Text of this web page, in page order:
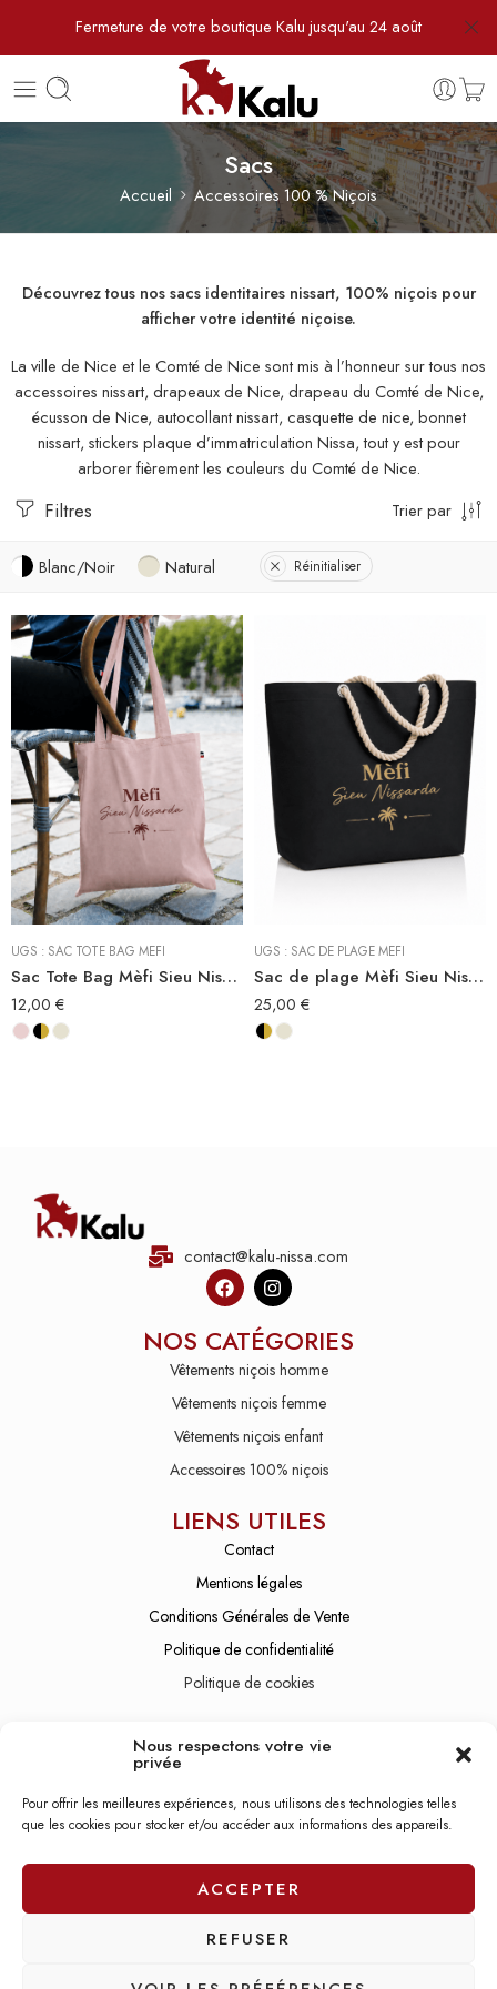
Nous respectons votre vie
privée
Pour offrir les meilleures expériences, nous utilisons des technologies telles
que les cookies pour stocker et/ou accéder aux informations des appareils.
ACCEPTER
REFUSER
Fermeture de votre boutique Kalu jusqu'au 24 août
Sacs
Accueil Accessoires 100 % Niçois
Découvrez tous nos sacs identitaires nissart, 100% niçois pour
afficher votre identité niçoise.
La ville de Nice et le Comté de Nice sont mis à l’honneur sur tous nos
accessoires nissart, drapeaux de Nice, drapeau du Comté de Nice,
écusson de Nice, autocollant nissart, casquette de nice, bonnet
nissart, stickers plaque d’immatriculation Nissa, tout y est pour
arborer fièrement les couleurs du Comté de Nice.
Filtres Trier par
Blanc/Noir Natural Réinitialiser
UGS : SAC TOTE BAG MEFI
Sac Tote Bag Mèfi Sieu Nissarda
12,00 €
UGS : SAC DE PLAGE MEFI
Sac de plage Mèfi Sieu Nissarda
25,00 €
contact@kalu-nissa.com
NOS CATÉGORIES
Vêtements niçois homme
Vêtements niçois femme
Vêtements niçois enfant
Accessoires 100% niçois
LIENS UTILES
Contact
Mentions légales
Conditions Générales de Vente
Politique de confidentialité
Politique de cookies
SERVICE CLIENT
08:30 - 19:00
Samedi
10:00 - 21:00
Dimanche
Fermé